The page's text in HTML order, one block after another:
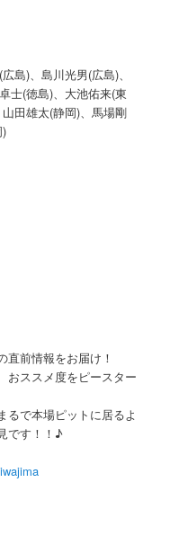
島)、島川光男(広島)、
士(徳島)、大池佑来(東
田雄太(静岡)、馬場剛
前情報をお届け！
おススメ度をピースター
るで本場ピットに居るよ
です！！♪